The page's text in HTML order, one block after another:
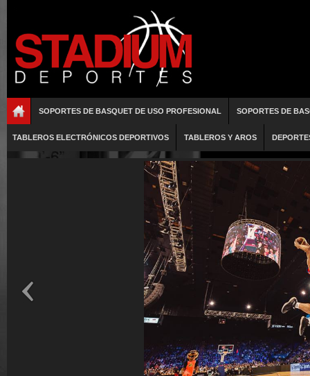
SOPORTES DE BASQUET DE USO PROFESIONAL SOPORTES DE
TABLEROS ELECTRÓNICOS DEPORTIVOS TABLEROS Y AROS